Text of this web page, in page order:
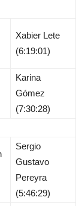
Xabier Lete
(6:19:01)
Karina
Gómez
(7:30:28)
Sergio
Gustavo
Pereyra
(5:46:29)